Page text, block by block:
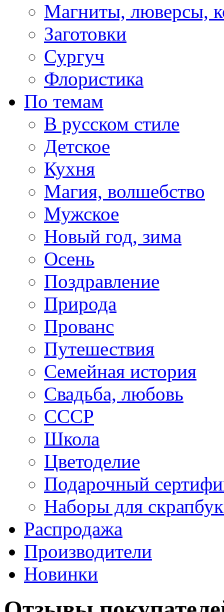
Магниты, люверсы,
Заготовки
Сургуч
Флористика
По темам
В русском стиле
Детское
Кухня
Магия, волшебство
Мужское
Новый год, зима
Осень
Поздравление
Природа
Прованс
Путешествия
Семейная история
Свадьба, любовь
СССР
Школа
Цветоделие
Подарочный
Наборы для
Распродажа
Производители
Новинки